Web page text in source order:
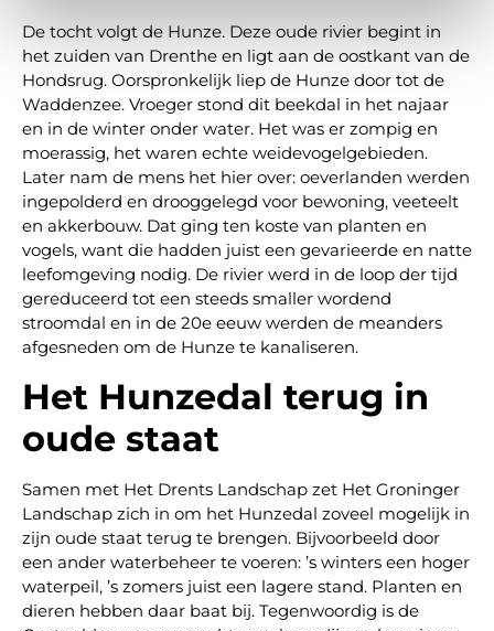
De tocht volgt de Hunze. Deze oude rivier begint in
het zuiden van Drenthe en ligt aan de oostkant van de
Hondsrug. Oorspronkelijk liep de Hunze door tot de
Waddenzee. Vroeger stond dit beekdal in het najaar
en in de winter onder water. Het was er zompig en
moerassig, het waren echte weidevogelgebieden.
Later nam de mens het hier over: oeverlanden werden
ingepolderd en drooggelegd voor bewoning, veeteelt
en akkerbouw. Dat ging ten koste van planten en
vogels, want die hadden juist een gevarieerde en natte
leefomgeving nodig. De rivier werd in de loop der tijd
gereduceerd tot een steeds smaller wordend
stroomdal en in de 20e eeuw werden de meanders
afgesneden om de Hunze te kanaliseren.
Het Hunzedal terug in
oude staat
Samen met Het Drents Landschap zet Het Groninger
Landschap zich in om het Hunzedal zoveel mogelijk in
zijn oude staat terug te brengen. Bijvoorbeeld door
een ander waterbeheer te voeren: ’s winters een hoger
waterpeil, ’s zomers juist een lagere stand. Planten en
dieren hebben daar baat bij. Tegenwoordig is de